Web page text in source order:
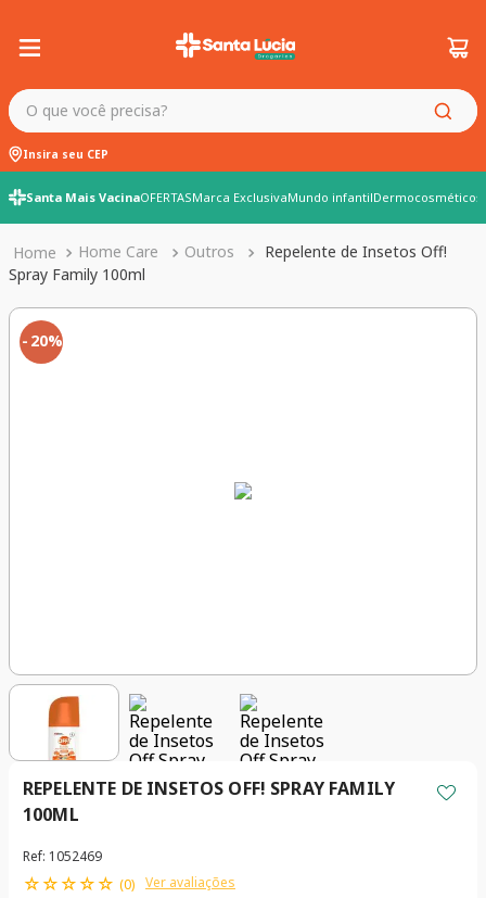
O que você precisa?
Insira seu CEP
Santa Mais VacinaOFERTASMarca ExclusivaMundo infantilDermocosméticos
Home Care Outros
Repelente de Insetos Off!
Spray Family 100ml
20%
REPELENTE DE INSETOS OFF! SPRAY FAMILY
100ML
Ref: 1052469
☆☆☆☆☆ (0) Ver avaliações